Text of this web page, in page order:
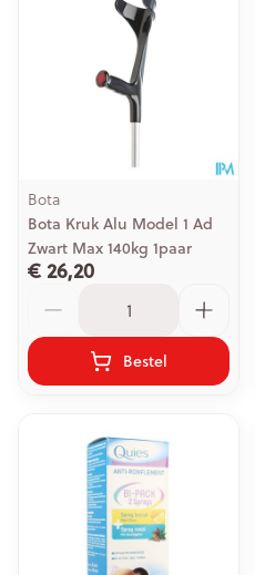
Bota
Bota Kruk Alu Model 1 Ad
Zwart Max 140kg 1paar
€ 26,20
Bestel